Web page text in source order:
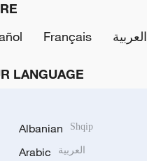
Français العربية
LANGUAGE
Albanian Shqip
Arabic العربية